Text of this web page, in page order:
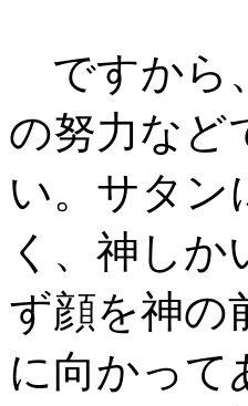
ですから
の努力など
い。サタン
く、神し
ず顔を神の
に向かって